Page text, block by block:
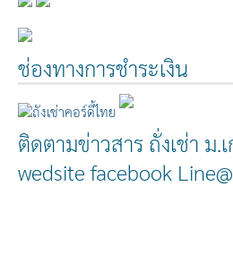
ช่องทางการชำระเงิน
ติดตามข่าวสาร ถั่งเช่า ม.
wedsite facebook Line@